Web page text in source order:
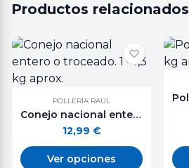
Productos relacionados
POLLERÍA RAÚL
Conejo nacional entero o troceado. 1 - 1,3 kg aprox.
12,99 €
Ver opciones